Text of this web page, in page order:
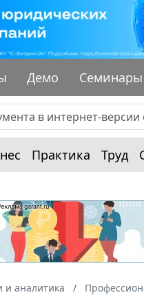
Демо Семинары
Практика Труд
и аналитика